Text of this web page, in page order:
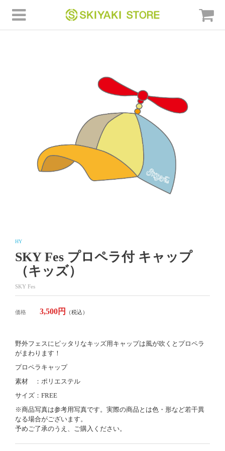
HY
SKY Fes プロペラ付 キャップ
（キッズ）
SKY Fes
価格 3,500円 （税込）
野外フェスにピッタリなキッズ用キャップは風が吹くとプロペラ
がまわります！
プロペラキャップ
素材 ：ポリエステル
サイズ：FREE
※商品写真は参考用写真です。実際の商品とは色・形など若干異
なる場合がございます。
予めご了承のうえ、ご購入ください。